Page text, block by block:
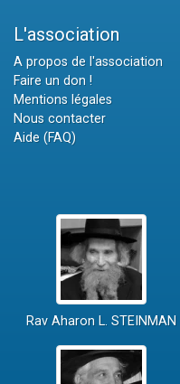
L'association
A propos de l'association
Faire un don !
Mentions légales
Nous contacter
Aide (FAQ)
Rav Aharon L. STEINMAN